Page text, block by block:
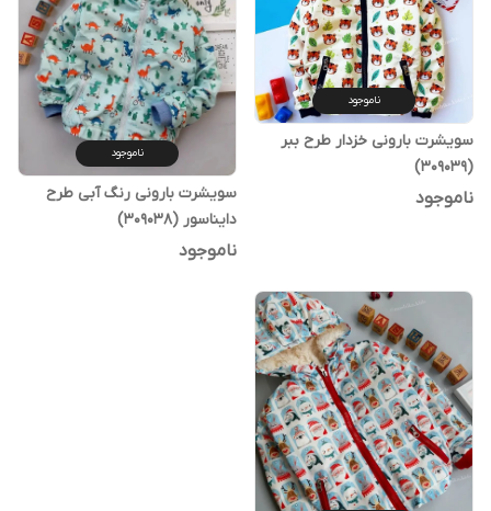
ناموجود
سویشرت بارونی خزدار طرح ببر
(309039)
ناموجود
ناموجود
سویشرت بارونی رنگ آبی طرح
دایناسور (309038)
ناموجود